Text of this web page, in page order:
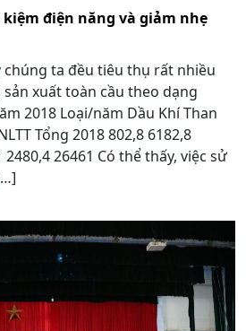
điện năng và giảm nhẹ
chúng ta đều tiêu thụ rất nhiều
xuất toàn cầu theo dạng
2018 Loại/năm Dầu Khí Than
Tổng 2018 802,8 6182,8
2480,4 26461 Có thể thấy, việc sử